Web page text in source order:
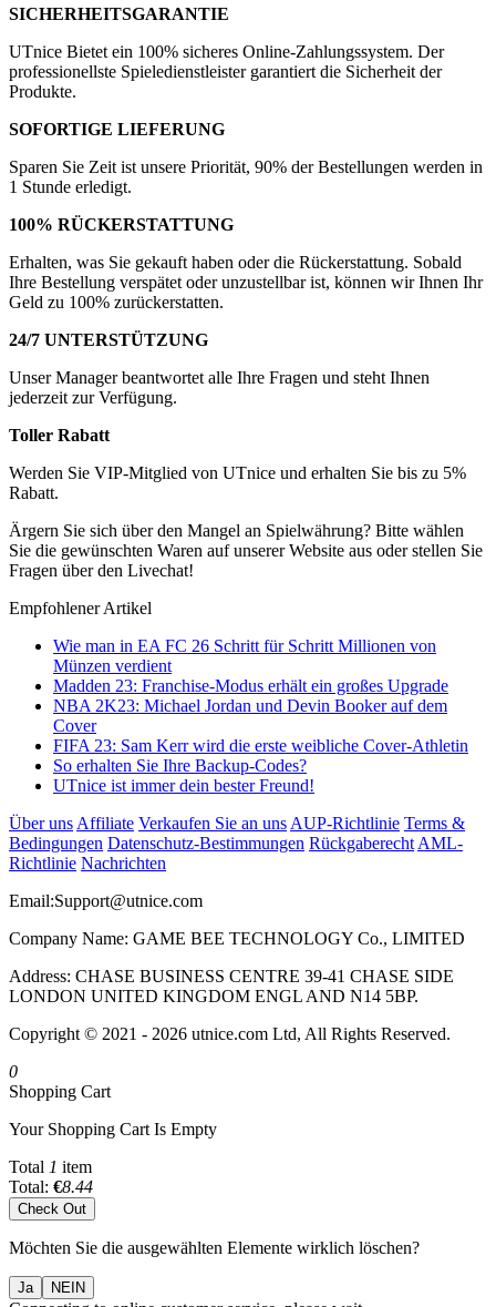
SICHERHEITSGARANTIE
UTnice Bietet ein 100% sicheres Online-Zahlungssystem. Der
professionellste Spieledienstleister garantiert die Sicherheit der
Produkte.
SOFORTIGE LIEFERUNG
Sparen Sie Zeit ist unsere Priorität, 90% der Bestellungen werden in
1 Stunde erledigt.
100% RÜCKERSTATTUNG
Erhalten, was Sie gekauft haben oder die Rückerstattung. Sobald
Ihre Bestellung verspätet oder unzustellbar ist, können wir Ihnen Ihr
Geld zu 100% zurückerstatten.
24/7 UNTERSTÜTZUNG
Unser Manager beantwortet alle Ihre Fragen und steht Ihnen
jederzeit zur Verfügung.
Toller Rabatt
Werden Sie VIP-Mitglied von UTnice und erhalten Sie bis zu 5%
Rabatt.
Ärgern Sie sich über den Mangel an Spielwährung? Bitte wählen
Sie die gewünschten Waren auf unserer Website aus oder stellen Sie
Fragen über den Livechat!
Empfohlener Artikel
Wie man in EA FC 26 Schritt für Schritt Millionen von
Münzen verdient
Madden 23: Franchise-Modus erhält ein großes Upgrade
NBA 2K23: Michael Jordan und Devin Booker auf dem
Cover
FIFA 23: Sam Kerr wird die erste weibliche Cover-Athletin
So erhalten Sie Ihre Backup-Codes?
UTnice ist immer dein bester Freund!
Über uns Affiliate Verkaufen Sie an uns AUP-Richtlinie Terms &
Bedingungen Datenschutz-Bestimmungen Rückgaberecht AML-
Richtlinie Nachrichten
Email:Support@utnice.com
Company Name: GAME BEE TECHNOLOGY Co., LIMITED
Address: CHASE BUSINESS CENTRE 39-41 CHASE SIDE
LONDON UNITED KINGDOM ENGL AND N14 5BP.
Copyright © 2021 - 2026 utnice.com Ltd, All Rights Reserved.
0
Shopping Cart
Your Shopping Cart Is Empty
Total 1 item
Total: €8.44
Check Out
Möchten Sie die ausgewählten Elemente wirklich löschen?
Ja NEIN